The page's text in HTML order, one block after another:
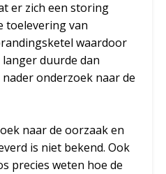
er zich een storing
toelevering van
waardoor
duurde dan
onderzoek naar de
naar de oorzaak en
is niet bekend. Ook
precies weten hoe de